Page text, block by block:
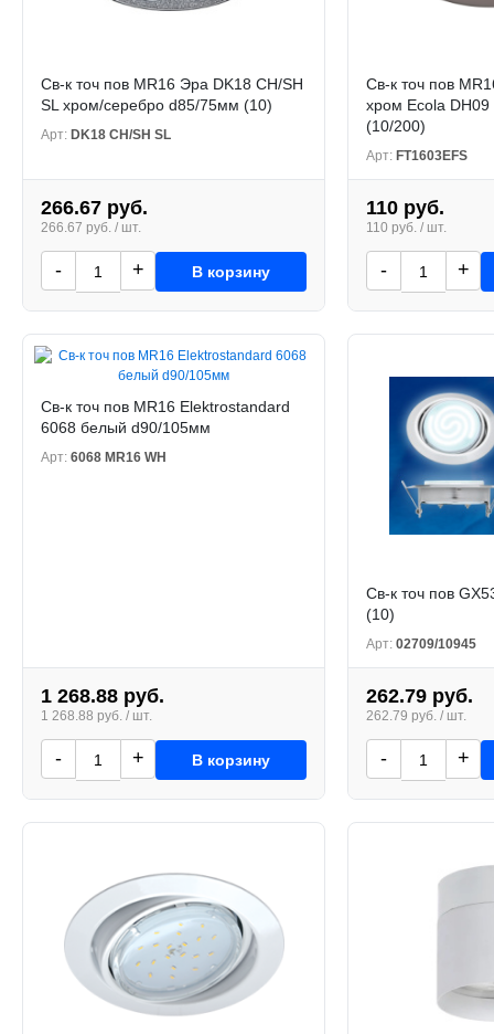
Св-к точ пов MR16 Эра DK18 CH/SH
SL хром/серебро d85/75мм (10)
Арт: DK18 CH/SH SL
266.67 руб.
266.67 руб. / шт.
- + В корзину
Св-к точ пов
хром Ecola
(10/200)
Арт: FT1603EFS
110 руб.
110 руб. / шт.
- +
Св-к точ пов MR16 Elektrostandard
6068 белый d90/105мм
Арт: 6068 MR16 WH
1 268.88 руб.
1 268.88 руб. / шт.
- + В корзину
Св-к точ пов
(10)
Арт: 02709/10945
262.79 руб.
262.79 руб. / шт.
- +